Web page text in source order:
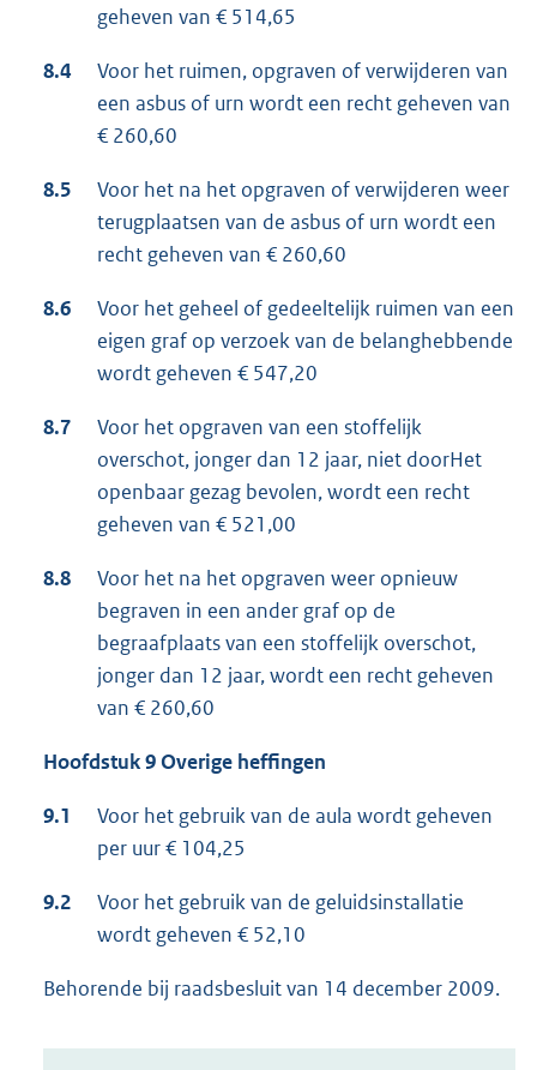
geheven van € 514,65
8.4
Voor het ruimen, opgraven of verwijderen van
een asbus of urn wordt een recht geheven van
€ 260,60
8.5
Voor het na het opgraven of verwijderen weer
terugplaatsen van de asbus of urn wordt een
recht geheven van € 260,60
8.6
Voor het geheel of gedeeltelijk ruimen van een
eigen graf op verzoek van de belanghebbende
wordt geheven € 547,20
8.7
Voor het opgraven van een stoffelijk
overschot, jonger dan 12 jaar, niet doorHet
openbaar gezag bevolen, wordt een recht
geheven van € 521,00
8.8
Voor het na het opgraven weer opnieuw
begraven in een ander graf op de
begraafplaats van een stoffelijk overschot,
jonger dan 12 jaar, wordt een recht geheven
van € 260,60
Hoofdstuk 9 Overige heffingen
9.1
Voor het gebruik van de aula wordt geheven
per uur € 104,25
9.2
Voor het gebruik van de geluidsinstallatie
wordt geheven € 52,10
Behorende bij raadsbesluit van 14 december 2009.